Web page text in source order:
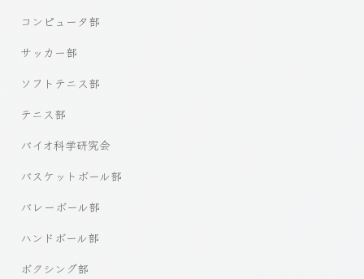
コンピュータ部
サッカー部
ソフトテニス部
テニス部
バイオ科学研究会
バスケットボール部
バレーボール部
ハンドボール部
ボクシング部